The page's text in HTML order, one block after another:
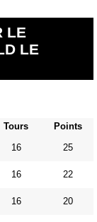
LE
LE
Tours Points
16 25
16 22
16 20